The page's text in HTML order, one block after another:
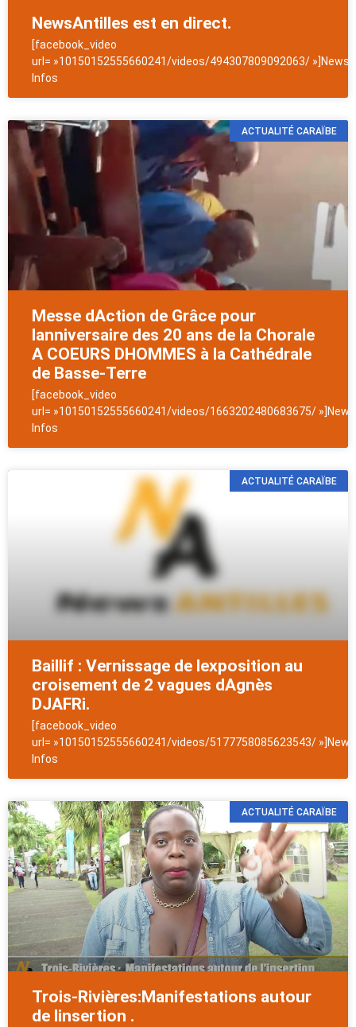
NewsAntilles est en direct.
[facebook_video
url= »10150152555660241/videos/494307809092063/
Infos
ACTUALITÉ CARAÏBE
Messe dAction de Grâce pour
lanniversaire des 20 ans de la Chorale
A COEURS DHOMMES à la Cathédrale
de Basse-Terre
[facebook_video
url= »10150152555660241/videos/1663202480683675/
Infos
ACTUALITÉ CARAÏBE
Baillif : Vernissage de lexposition au
croisement de 2 vagues dAgnès
DJAFRi.
[facebook_video
url= »10150152555660241/videos/5177758085623543/
Infos
ACTUALITÉ CARAÏBE
Trois-Rivières:Manifestations autour
de linsertion .